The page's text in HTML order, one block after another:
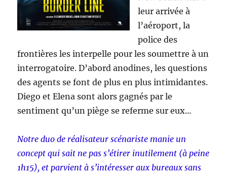
leur arrivée à
l’aéroport, la
police des
frontières les interpelle pour les soumettre à un
interrogatoire. D’abord anodines, les questions
des agents se font de plus en plus intimidantes.
Diego et Elena sont alors gagnés par le
sentiment qu’un piège se referme sur eux…
Notre duo de réalisateur scénariste manie un
concept qui sait ne pas s’étirer inutilement (à peine
1h15), et parvient à s’intéresser aux bureaux sans